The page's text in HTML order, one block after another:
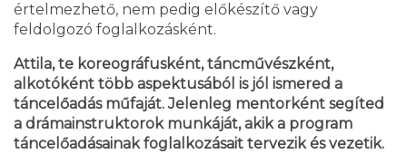
értelmezhető, nem pedig előkészítő vagy
feldolgozó foglalkozásként.
Attila, te koreográfusként, táncművészként,
alkotóként több aspektusából is jól ismered a
táncelőadás műfaját. Jelenleg mentorként segíted
a drámainstruktorok munkáját, akik a program
táncelőadásainak foglalkozásait tervezik és vezetik.